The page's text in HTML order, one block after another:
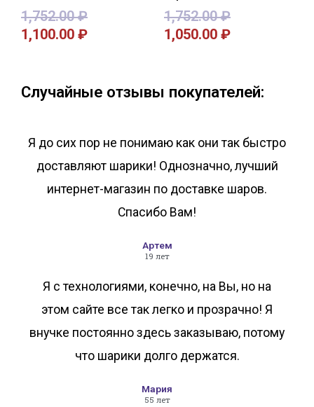
1,752.00₽
1,100.00 ₽
1,752.00₽
1,050.00 ₽
Случайные отзывы покупателей:
Я до сих пор не понимаю как они так быстро
доставляют шарики! Однозначно, лучший
интернет-магазин по доставке шаров.
Спасибо Вам!
Артем
19 лет
Я с технологиями, конечно, на Вы, но на
этом сайте все так легко и прозрачно! Я
внучке постоянно здесь заказываю, потому
что шарики долго держатся.
Мария
55 лет